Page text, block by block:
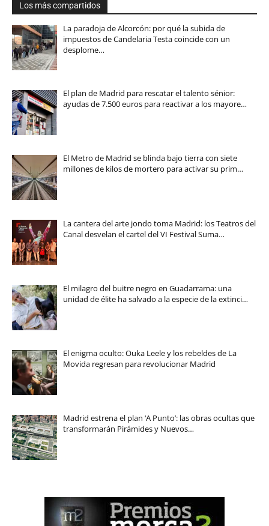
Los más compartidos
La paradoja de Alcorcón: por qué la subida de
impuestos de Candelaria Testa coincide con un
desplome…
El plan de Madrid para rescatar el talento sénior:
ayudas de 7.500 euros para reactivar a los mayore…
El Metro de Madrid se blinda bajo tierra con siete
millones de kilos de mortero para activar su prim…
La cantera del arte jondo toma Madrid: los Teatros del
Canal desvelan el cartel del VI Festival Suma…
El milagro del buitre negro en Guadarrama: una
unidad de élite ha salvado a la especie de la extinci…
El enigma oculto: Ouka Leele y los rebeldes de La
Movida regresan para revolucionar Madrid
Madrid estrena el plan ‘A Punto’: las obras ocultas que
transformarán Pirámides y Nuevos…